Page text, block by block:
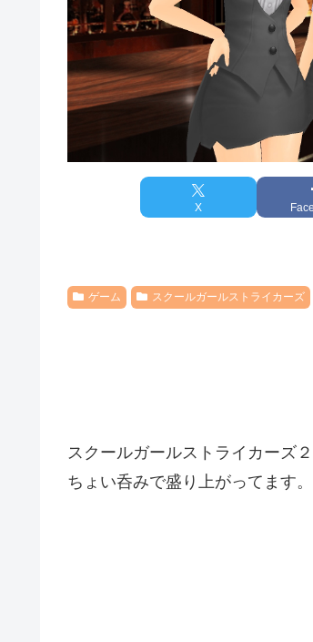
X
ゲーム スクールガールストライカーズ
スクールガールストライカーズ
ちょい呑みで盛り上がってます。